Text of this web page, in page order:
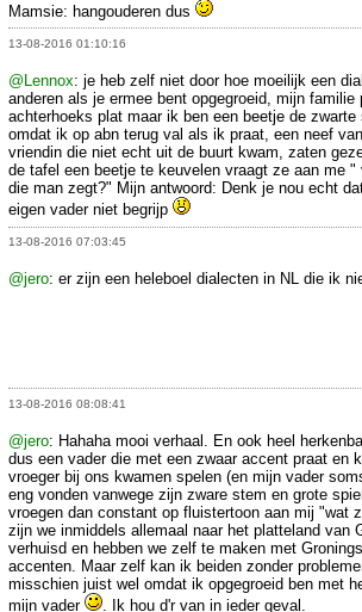
Mamsie: hangouderen dus
13-08-2016 01:10:16
@Lennox: je heb zelf niet door hoe moeilijk een
anderen als je ermee bent opgegroeid, mijn familie
achterhoeks plat maar ik ben een beetje de zwarte
omdat ik op abn terug val als ik praat, een neef
vriendin die niet echt uit de buurt kwam, zaten
de tafel een beetje te keuvelen vraagt ze aan me "
die man zegt?" Mijn antwoord: Denk je nou echt
eigen vader niet begrijp
13-08-2016 07:03:45
@jero: er zijn een heleboel dialecten in NL die ik
13-08-2016 08:08:41
@jero: Hahaha mooi verhaal. En ook heel
dus een vader die met een zwaar accent praat en
vroeger bij ons kwamen spelen (en mijn vader
eng vonden vanwege zijn zware stem en grote
vroegen dan constant op fluistertoon aan mij "wat
zijn we inmiddels allemaal naar het platteland van
verhuisd en hebben we zelf te maken met
accenten. Maar zelf kan ik beiden zonder
misschien juist wel omdat ik opgegroeid ben met
mijn vader
. Ik hou d'r van in ieder geval.